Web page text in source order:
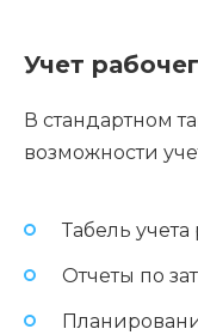
Учет
В стандартном
возможности
Табель
Отчеты по